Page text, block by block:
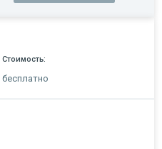
Стоимость:
бесплатно